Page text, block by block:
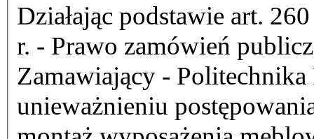
Działając podstawie art.
r. - Prawo zamówień
Zamawiający -
unieważnieniu